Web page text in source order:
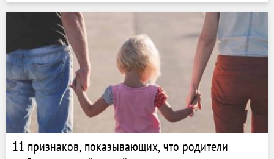
11 признаков, показывающих, что родители